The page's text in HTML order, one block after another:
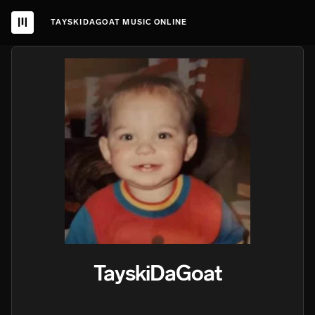
TAYSKIDAGOAT MUSIC ONLINE
TayskiDaGoat